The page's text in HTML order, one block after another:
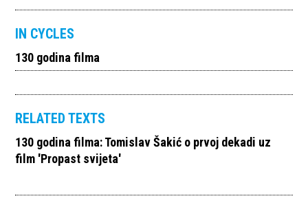
IN CYCLES
130 godina filma
RELATED TEXTS
130 godina filma: Tomislav Šakić o prvoj dekadi uz
film 'Propast svijeta'